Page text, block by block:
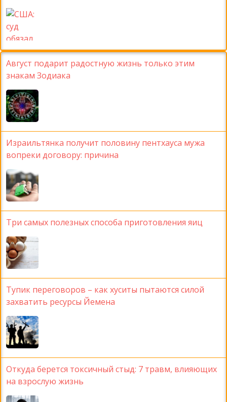
Август подарит радостную жизнь только этим
знакам Зодиака
Израильтянка получит половину пентхауса мужа
вопреки договору: причина
Три самых полезных способа приготовления яиц
Тупик переговоров – как хуситы пытаются силой
захватить ресурсы Йемена
Откуда берется токсичный стыд: 7 травм, влияющих
на взрослую жизнь